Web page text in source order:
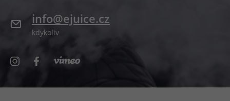
info@ejuice.cz
kdykoliv